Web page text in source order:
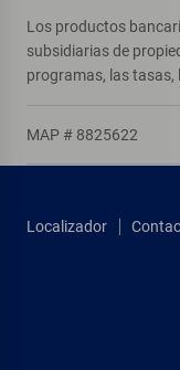
Los productos
subsidiarias de
programas, las tasas,
MAP # 8825622
Localizador